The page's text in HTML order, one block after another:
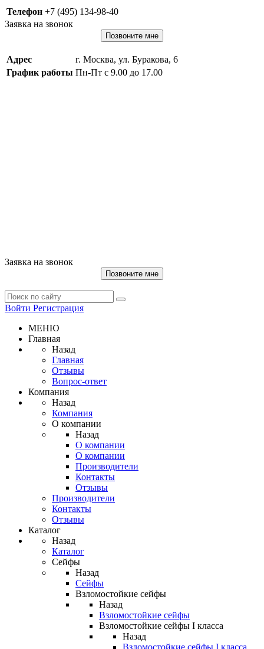
Телефон +7 (495) 134-98-40
Заявка на звонок
Позвоните мне
Адрес
г. Москва, ул. Буракова, 6
График работы Пн-Пт с 9.00 до 17.00
Заявка на звонок
Позвоните мне
Войти Регистрация
МЕНЮ
Главная
Назад
Главная
Отзывы
Вопрос-ответ
Компания
Назад
Компания
О компании
Назад
О компании
О компании
Производители
Контакты
Отзывы
Производители
Контакты
Отзывы
Каталог
Назад
Каталог
Сейфы
Назад
Сейфы
Взломостойкие сейфы
Назад
Взломостойкие сейфы
Взломостойкие сейфы I класса
Назад
Взломостойкие сейфы I класса